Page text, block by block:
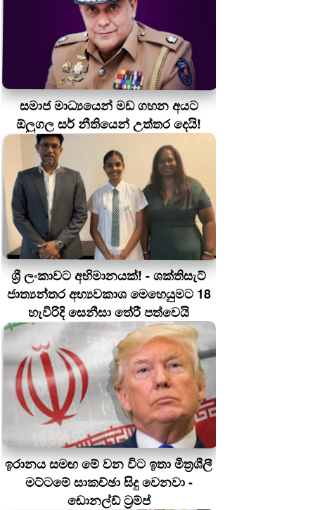
සමාජ මාධ්‍යයෙන් මඩ ගහන අයට
ඕලුගල සර් නීතියෙන් උත්තර දෙයි!
ශ්‍රී ලංකාවට අභිමානයක්! - ශක්තිසැට්
ජාත්‍යන්තර අභ්‍යවකාශ මෙහෙයුමට 18
හැවිරිදි සෙනීසා තේරී පත්වෙයි
ඉරානය සමඟ මේ වන විට ඉතා මිත්‍රශීලී
මට්ටමේ සාකච්ඡා සිදු වෙනවා -
ඩොනල්ඩ් ට්‍රම්ප්